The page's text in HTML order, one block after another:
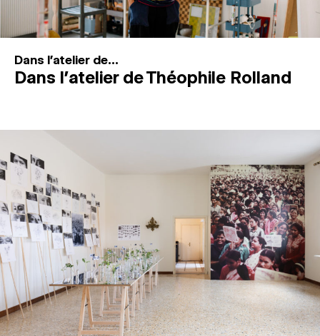
Dans l'atelier de...
Dans l’atelier de Théophile Rolland